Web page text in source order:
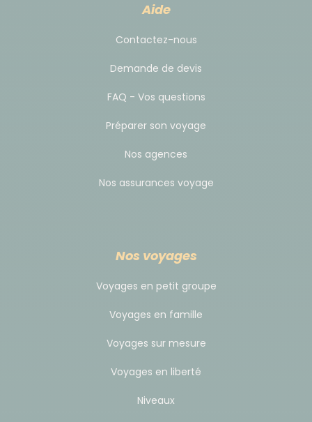
Aide
Contactez-nous
Demande de devis
FAQ - Vos questions
Préparer son voyage
Nos agences
Nos assurances voyage
Nos voyages
Voyages en petit groupe
Voyages en famille
Voyages sur mesure
Voyages en liberté
Niveaux